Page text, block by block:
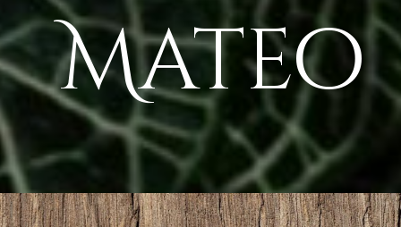
Mateo